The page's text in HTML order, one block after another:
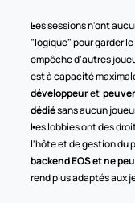
Les sessions n'ont
"logique" pour garder
empêche d'autres
est à capacité
développeur et
dédié sans aucun
Les lobbies ont des
l'hôte et de gestion du
backend EOS et ne
rend plus adaptés aux